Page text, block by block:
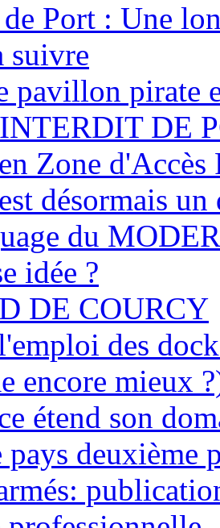
Port : Une
suivre
pavillon pirate
DE
Zone
désormais un
du
idée ?
DE COURCY
des
encore mieux
étend son
pays deuxième